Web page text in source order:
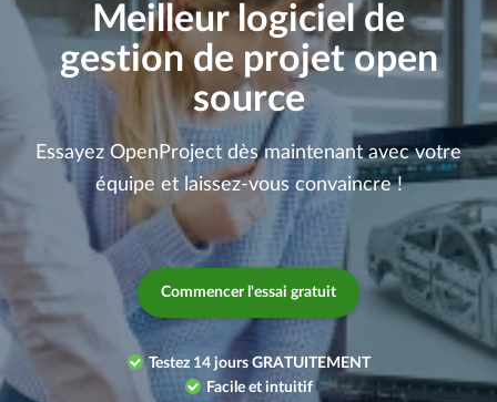
Meilleur logiciel de
gestion de projet open
source
Essayez OpenProject dès maintenant avec votre
équipe et laissez-vous convaincre !
Commencer l'essai gratuit
Testez 14 jours GRATUITEMENT
Facile et intuitif